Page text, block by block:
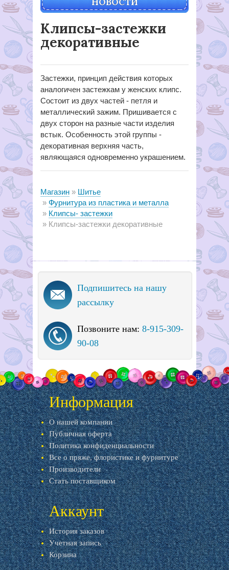
Клипсы-застежки
декоративные
Застежки, принцип действия которых
аналогичен застежкам у женских клипс.
Состоит из двух частей - петля и
металлический зажим. Пришивается с
двух сторон на разные части изделия
встык. Особенность этой группы -
декоративная верхняя часть,
являющаяся одновременно украшением.
Магазин
Шитье
Фурнитура из пластика и металла
Клипсы- застежки
Клипсы-застежки декоративные
Подпишитесь на нашу
рассылку
Позвоните нам: 8-915-309-
90-08
Информация
О нашей компании
Публичная оферта
Политика конфиденциальности
Все о пряже, флористике и фурнитуре
Производители
Стать поставщиком
Аккаунт
История заказов
Учетная запись
Корзина